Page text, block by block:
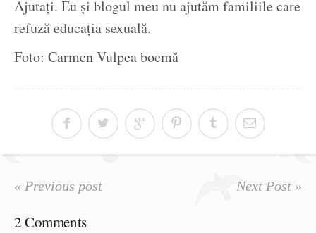
Ajutați. Eu și blogul meu nu ajutăm familiile care
refuză educația sexuală.
Foto: Carmen Vulpea boemă
« Previous post Next Post »
2 Comments